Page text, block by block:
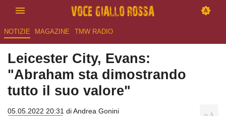
NOTIZIE MAGAZINE TMW RADIO
Leicester City, Evans:
"Abraham sta dimostrando
tutto il suo valore"
05.05.2022 20:31 diAndrea Gonini